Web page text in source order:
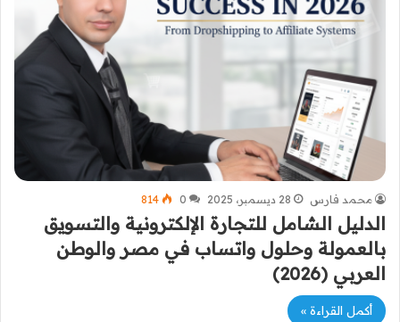
محمد فارس 28 ديسمبر، 2025 0
814
الدليل الشامل للتجارة الإلكترونية والتسويق
بالعمولة وحلول واتساب في مصر والوطن
العربي (2026)
أكمل القراءة »